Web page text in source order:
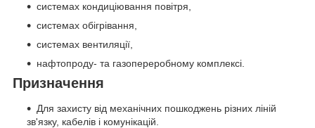
системах кондиціювання повітря,
системах обігрівання,
системах вентиляції,
нафтопроду- та газопереробному комплексі.
Призначення
Для захисту від механічних пошкоджень різних ліній
зв'язку, кабелів і комунікацій.